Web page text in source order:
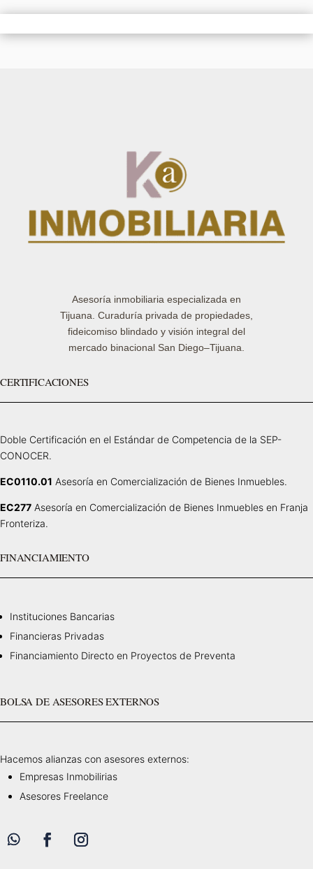
Asesoría inmobiliaria especializada en
Tijuana. Curaduría privada de propiedades,
fideicomiso blindado y visión integral del
mercado binacional San Diego–Tijuana.
CERTIFICACIONES
Doble Certificación en el Estándar de Competencia de la SEP-
CONOCER.
EC0110.01 Asesoría en Comercialización de Bienes Inmuebles.
EC277 Asesoría en Comercialización de Bienes Inmuebles en Franja
Fronteriza.
FINANCIAMIENTO
Instituciones Bancarias
Financieras Privadas
Financiamiento Directo en Proyectos de Preventa
BOLSA DE ASESORES EXTERNOS
Hacemos alianzas con asesores externos:
Empresas Inmobilirias
Asesores Freelance